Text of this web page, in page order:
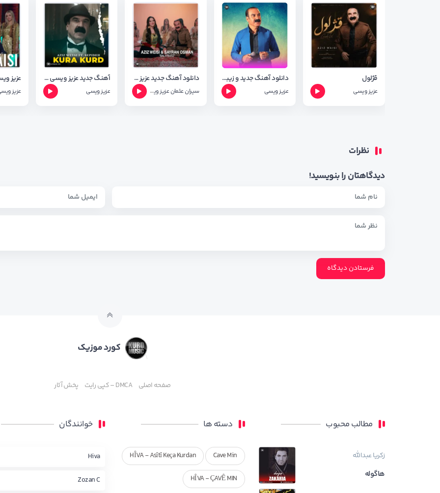
قژلول
عزیز ویسی
دانلود آهنگ جدید و زیبای عزیز ویسی به نام شه رت با کیفیت Orginal
عزیز ویسی
دانلود آهنگ جدید عزیز ویسی و سیران عوسمان به نام بالا برز
سیران عثمان عزیز ویسی
آهنگ جدید عزیز ویسی و سپیده به نام کوره کورد
عزیز ویسی عزیز
نظرات
دیدگاهتان را بنویسید!
کورد موزیک
صفحه اصلی DMCA – کپی رایت پخش آثار
مطالب محبوب
زکریا عبدالله
هاگوله
دسته ها
Cave Min
HÎVA - Asîtî Keça Kurdan
HÎVA - ÇAVÊ MIN
خوانندگان
Hiva
Zozan C